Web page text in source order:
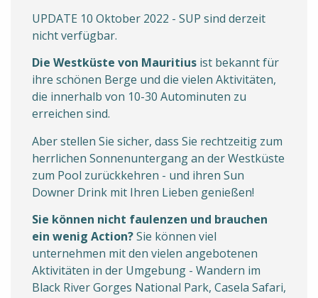
UPDATE 10 Oktober 2022 - SUP sind derzeit
nicht verfügbar.
Die Westküste von Mauritius ist bekannt für
ihre schönen Berge und die vielen Aktivitäten,
die innerhalb von 10-30 Autominuten zu
erreichen sind.
Aber stellen Sie sicher, dass Sie rechtzeitig zum
herrlichen Sonnenuntergang an der Westküste
zum Pool zurückkehren - und ihren Sun
Downer Drink mit Ihren Lieben genießen!
Sie können nicht faulenzen und brauchen
ein wenig Action?Sie können viel
unternehmen mit den vielen angebotenen
Aktivitäten in der Umgebung - Wandern im
Black River Gorges National Park, Casela Safari,